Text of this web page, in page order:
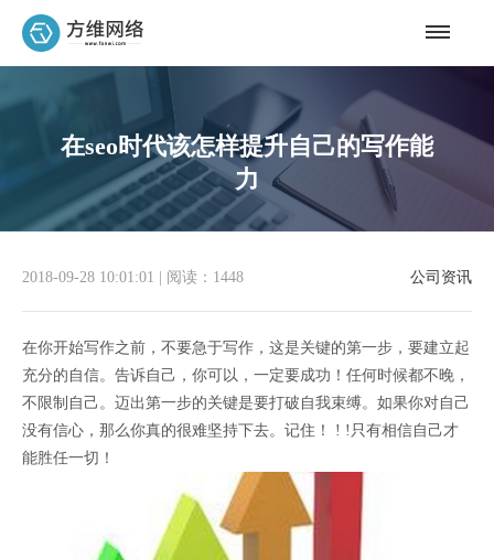
在seo时代该怎样提升自己的写作能
力
公司资讯
2018-09-28 10:01:01 阅读：1448
在你开始写作之前，不要急于写作，这是关键的第一步，要建立起
充分的自信。告诉自己，你可以，一定要成功！任何时候都不晚，
不限制自己。迈出第一步的关键是要打破自我束缚。如果你对自己
没有信心，那么你真的很难坚持下去。记住！ ! !只有相信自己才
能胜任一切！